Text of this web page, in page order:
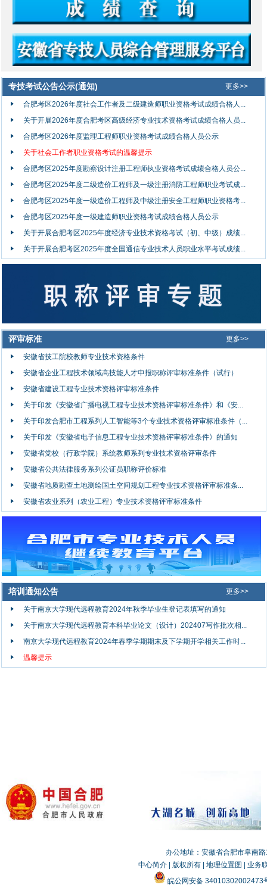
专技考试公告公示(通知) 更多>>
合肥考区2026年度社会工作者及二级建造师职业资格考试成绩合格人...
关于开展2026年度合肥考区高级经济专业技术资格考试成绩合格人员...
合肥考区2026年度监理工程师职业资格考试成绩合格人员公示
关于社会工作者职业资格考试的温馨提示
合肥考区2025年度勘察设计注册工程师执业资格考试成绩合格人员公...
合肥考区2025年度二级造价工程师及一级注册消防工程师职业考试成...
合肥考区2025年度一级造价工程师及中级注册安全工程师职业资格考...
合肥考区2025年度一级建造师职业资格考试成绩合格人员公示
关于开展合肥考区2025年度经济专业技术资格考试（初、中级）成绩...
关于开展合肥考区2025年度全国通信专业技术人员职业水平考试成绩...
评审标准 更多>>
安徽省技工院校教师专业技术资格条件
安徽省企业工程技术领域高技能人才申报职称评审标准条件（试行）
安徽省建设工程专业技术资格评审标准条件
关于印发《安徽省广播电视工程专业技术资格评审标准条件》和《安...
关于印发合肥市工程系列人工智能等3个专业技术资格评审标准条件（...
关于印发《安徽省电子信息工程专业技术资格评审标准条件》的通知
安徽省党校（行政学院）系统教师系列专业技术资格评审条件
安徽省公共法律服务系列公证员职称评价标准
安徽省地质勘查土地测绘国土空间规划工程专业技术资格评审标准条...
安徽省农业系列（农业工程）专业技术资格评审标准条件
培训通知公告 更多>>
关于南京大学现代远程教育2024年秋季毕业生登记表填写的通知
关于南京大学现代远程教育本科毕业论文（设计）202407写作批次相...
南京大学现代远程教育2024年春季学期期末及下学期开学相关工作时...
温馨提示
办公地址：安徽省合肥市阜南
中心简介| 版权所有| 地理位置图
业务
皖公网安备 34010302002473